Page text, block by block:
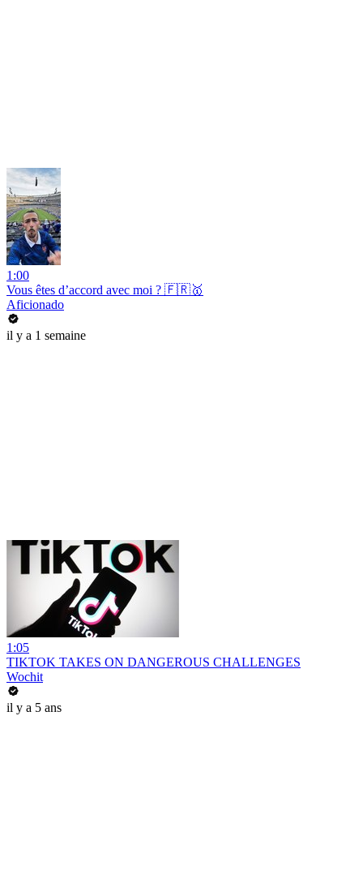
1:00
Vous êtes d’accord avec moi ? 🇫🇷🥇
Aficionado
il y a 1 semaine
1:05
TIKTOK TAKES ON DANGEROUS CHALLENGES
Wochit
il y a 5 ans